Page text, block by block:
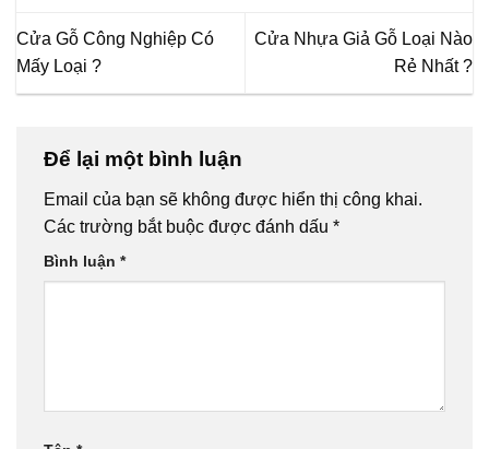
Cửa Gỗ Công Nghiệp Có
Mấy Loại ?
Cửa Nhựa Giả Gỗ Loại Nào
Rẻ Nhất ?
Để lại một bình luận
Email của bạn sẽ không được hiển thị công khai.
Các trường bắt buộc được đánh dấu *
Bình luận *